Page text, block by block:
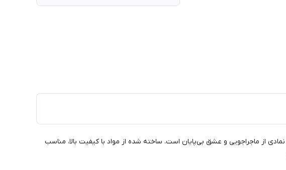
از ماجراجویی و عشق بی‌پایان است. ساخته شده از مواد با کیفیت بالا، مناسب